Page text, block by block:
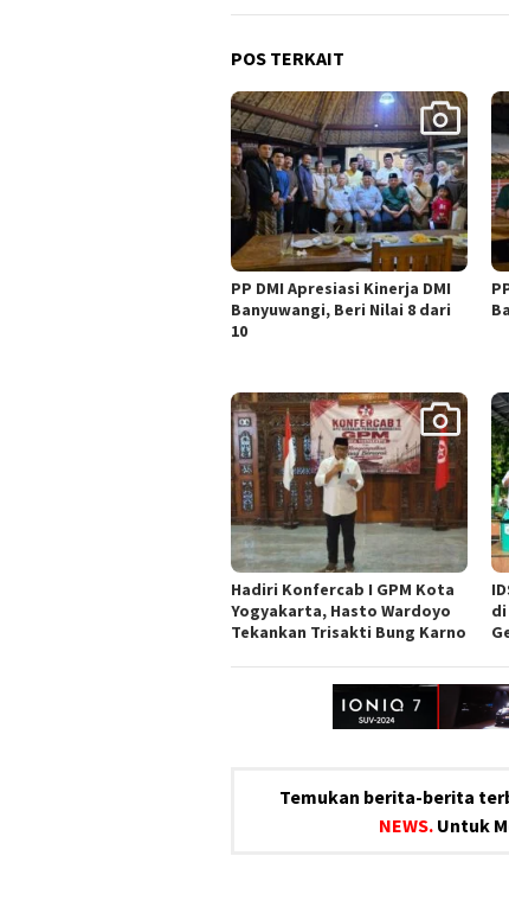
POS TERKAIT
PP DMI Apresiasi Kinerja DMI
Banyuwangi, Beri Nilai 8 dari
10
Hadiri Konfercab I GPM Kota
Yogyakarta, Hasto Wardoyo
Tekankan Trisakti Bung Karno
Temukan berita-berita
NEWS. Untuk